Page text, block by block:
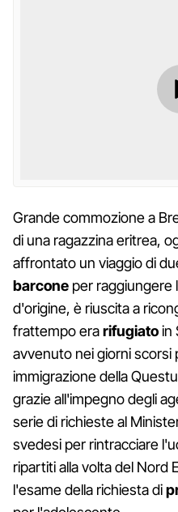
Grande commozione a
di una ragazzina eritrea,
affrontato un viaggio di
barcone per raggiungere
d'origine, è riuscita a
frattempo erarifugiatoin
avvenuto nei giorni scorsi
immigrazione della
grazie all'impegno degli
serie di richieste al
svedesi per rintracciare
ripartiti alla volta del Nord
l'esame della richiesta di